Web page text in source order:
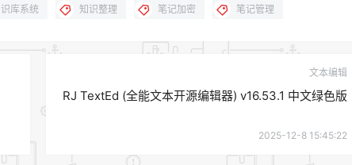
库系统 知识整理 笔记加密 笔记管理
文本编辑
RJ TextEd (全能文本开源编辑器) v16.53.1 中文绿色版
2025-12-8 15:45:22